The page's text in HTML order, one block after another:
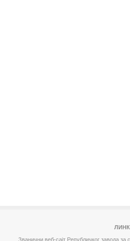
Званични веб-сајт Републичког завода за